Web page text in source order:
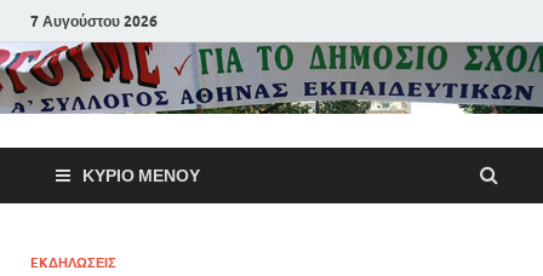
7 Αυγούστου 2026
Α΄
Αθηνών
ΚΎΡΙΟ ΜΕΝΟΎ
EKΔΗΛΩΣΕΙΣ